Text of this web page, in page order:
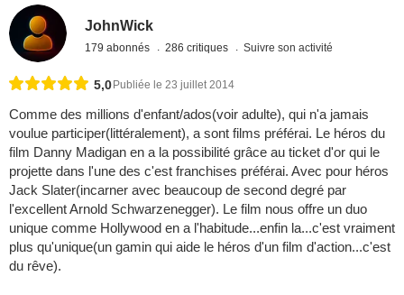
JohnWick
179 abonnés 286 critiques Suivre son activité
5,0 Publiée le 23 juillet 2014
Comme des millions d'enfant/ados(voir adulte), qui n'a jamais
voulue participer(littéralement), a sont films préférai. Le héros du
film Danny Madigan en a la possibilité grâce au ticket d'or qui le
projette dans l'une des c'est franchises préférai. Avec pour héros
Jack Slater(incarner avec beaucoup de second degré par
l'excellent Arnold Schwarzenegger). Le film nous offre un duo
unique comme Hollywood en a l'habitude...enfin la...c'est vraiment
plus qu'unique(un gamin qui aide le héros d'un film d'action...c'est
du rêve).